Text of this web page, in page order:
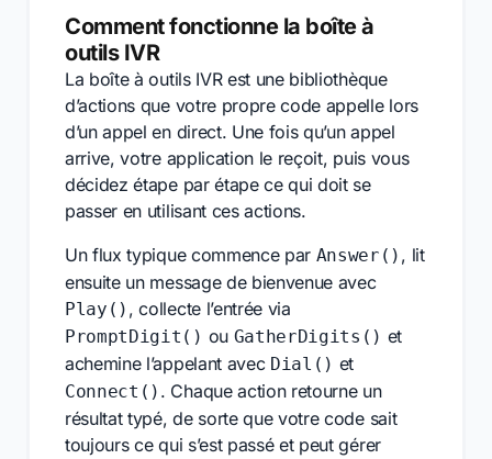
Comment fonctionne la boîte à
outils IVR
La boîte à outils IVR est une bibliothèque
d’actions que votre propre code appelle lors
d’un appel en direct. Une fois qu’un appel
arrive, votre application le reçoit, puis vous
décidez étape par étape ce qui doit se
passer en utilisant ces actions.
Un flux typique commence par Answer() , lit
ensuite un message de bienvenue avec
Play() , collecte l’entrée via
PromptDigit() ou GatherDigits() et
achemine l’appelant avec Dial() et
Connect() . Chaque action retourne un
résultat typé, de sorte que votre code sait
toujours ce qui s’est passé et peut gérer